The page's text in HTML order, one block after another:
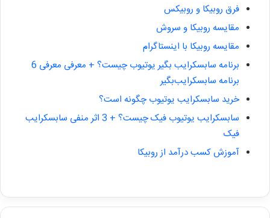
فرق روبیکا و روبیکس
مقایسه روبیکا و سروش
مقایسه روبیکا با اینستاگرام
برنامه سابسکرایب بگیر یوتیوب چیست؟ + معرفی معرفی 6
برنامه سابسکرایب‌بگیر
خرید سابسکرایب یوتیوب چگونه است؟
سابسکرایب یوتیوب فیک چیست؟ + 3 اثر منفی سابسکرایب
فیک
آموزش کسب درآمد از روبیکا